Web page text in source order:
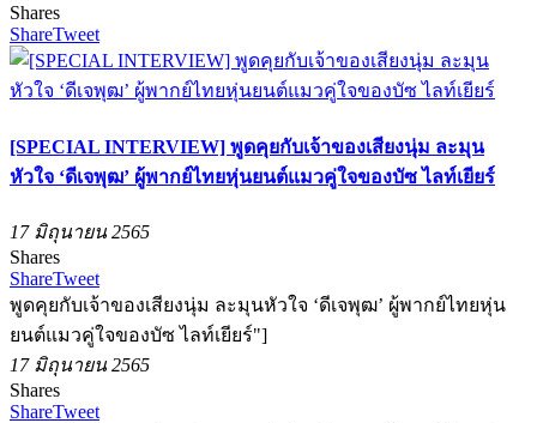
Shares
ShareTweet
[SPECIAL INTERVIEW] พูดคุยกับเจ้าของเสียงนุ่ม ละมุน
หัวใจ ‘ดีเจพุฒ’ ผู้พากย์ไทยหุ่นยนต์แมวคู่ใจของบัซ ไลท์เยียร์
17 มิถุนายน 2565
Shares
ShareTweet
พูดคุยกับเจ้าของเสียงนุ่ม ละมุนหัวใจ ‘ดีเจพุฒ’ ผู้พากย์ไทยหุ่น
ยนต์แมวคู่ใจของบัซ ไลท์เยียร์"]
17 มิถุนายน 2565
Shares
ShareTweet